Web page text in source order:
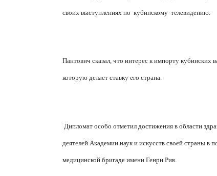
своих выступлениях по кубинскому телевидению.
Пантович сказал, что интерес к импорту кубинских
которую делает ставку его страна.
Дипломат особо отметил достижения в области
деятелей Академии наук и искусств своей страны в
медицинской бригаде имени Генри Рив.